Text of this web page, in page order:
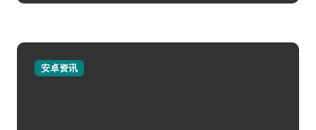
安卓资讯